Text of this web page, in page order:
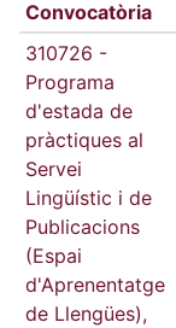
Convocatòria
310726 -
Programa
d'estada de
pràctiques al
Servei
Lingüístic i de
Publicacions
(Espai
d'Aprenentatge
de Llengües),